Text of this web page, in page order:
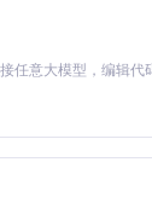
优化]
型将自然语言描述
觉和DOM分析，
类操作行为，执行
作结果，通过强化
标或选择器的定